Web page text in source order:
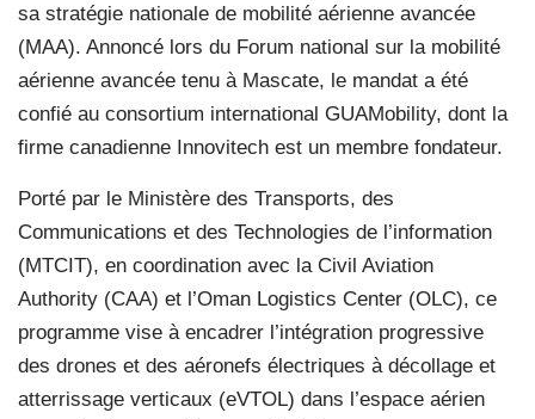
sa stratégie nationale de mobilité aérienne avancée
(MAA). Annoncé lors du Forum national sur la mobilité
aérienne avancée tenu à Mascate, le mandat a été
confié au consortium international GUAMobility, dont la
firme canadienne Innovitech est un membre fondateur.
Porté par le Ministère des Transports, des
Communications et des Technologies de l’information
(MTCIT), en coordination avec la Civil Aviation
Authority (CAA) et l’Oman Logistics Center (OLC), ce
programme vise à encadrer l’intégration progressive
des drones et des aéronefs électriques à décollage et
atterrissage verticaux (eVTOL) dans l’espace aérien